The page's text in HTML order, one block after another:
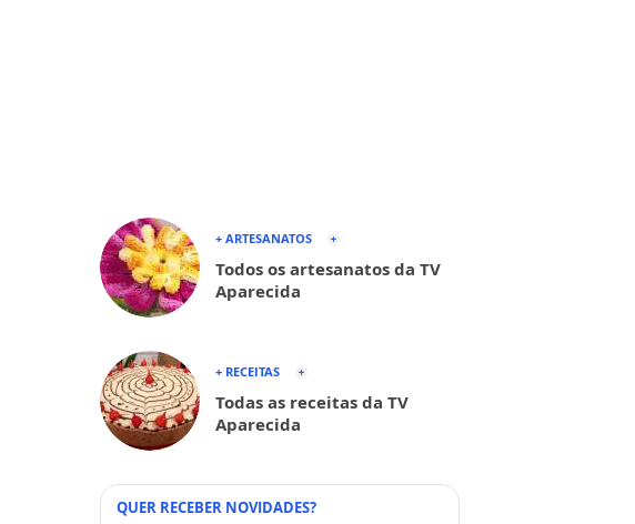
+ ARTESANATOS
Todos os artesanatos da TV
Aparecida
+ RECEITAS
Todas as receitas da TV
Aparecida
QUER RECEBER NOVIDADES?